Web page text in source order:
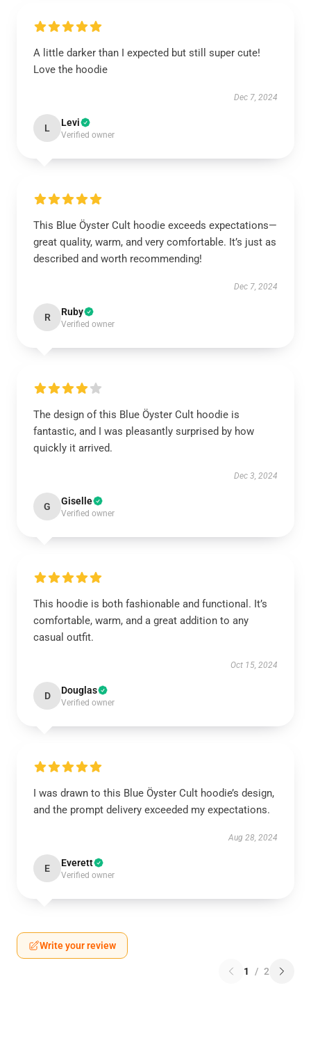
A little darker than I expected but still super cute!
Love the hoodie
Dec 7, 2024
L Levi
Verified owner
This Blue Öyster Cult hoodie exceeds expectations—
great quality, warm, and very comfortable. It’s just as
described and worth recommending!
Dec 7, 2024
R Ruby
Verified owner
The design of this Blue Öyster Cult hoodie is
fantastic, and I was pleasantly surprised by how
quickly it arrived.
Dec 3, 2024
G Giselle
Verified owner
This hoodie is both fashionable and functional. It’s
comfortable, warm, and a great addition to any
casual outfit.
Oct 15, 2024
D Douglas
Verified owner
I was drawn to this Blue Öyster Cult hoodie’s design,
and the prompt delivery exceeded my expectations.
Aug 28, 2024
E Everett
Verified owner
Write your review
1 / 2